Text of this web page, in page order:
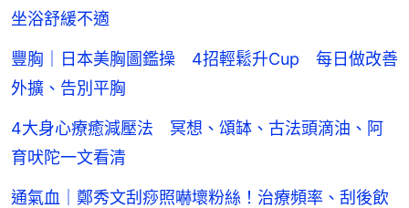
坐浴舒緩不適
豐胸｜日本美胸圖鑑操 4招輕鬆升Cup 每日做改善
外擴、告別平胸
4大身心療癒減壓法 冥想、頌缽、古法頭滴油、阿
育吠陀一文看清
通氣血｜鄭秀文刮痧照嚇壞粉絲！治療頻率、刮後飲